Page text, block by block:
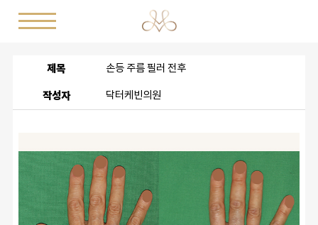
제목 손등 주름 필러 전후
작성자 닥터케빈의원